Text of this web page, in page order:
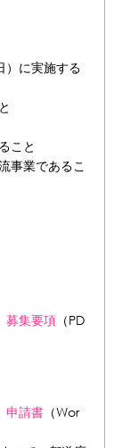
に実施する
こと
事業であるこ
募集要項 （PD
申請書 （Wor